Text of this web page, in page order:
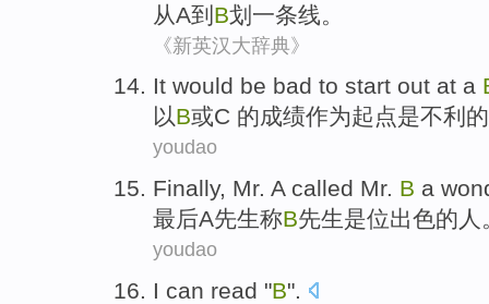
从A到 B划一条线。
《新英汉大辞典》
It would be bad to start out at a
以B或C 的成绩作为起点是不利
youdao
Finally, Mr. A called Mr. B a
最后A先生称B先生是位出色的 人
youdao
I can read "B".